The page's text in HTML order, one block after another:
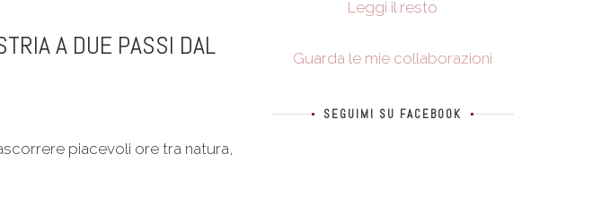
A DUE PASSI DAL
piacevoli ore tra natura,
Leggi il resto
Guarda le mie collaborazioni
SEGUIMI SU FACEBOOK